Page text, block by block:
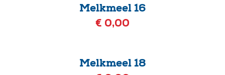
Melkmeel 16
€ 0,00
Melkmeel 18